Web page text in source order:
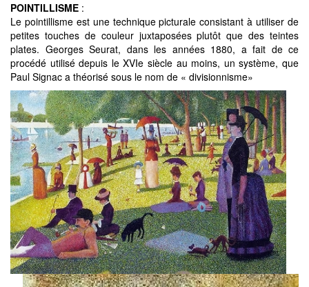
POINTILLISME :
Le pointillisme est une technique picturale consistant à utiliser de
petites touches de couleur juxtaposées plutôt que des teintes
plates. Georges Seurat, dans les années 1880, a fait de ce
procédé utilisé depuis le XVIe siècle au moins, un système, que
Paul Signac a théorisé sous le nom de « divisionnisme»